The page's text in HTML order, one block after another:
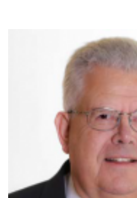
STADTVERBAND
BOTTENAU
HASLACH
ZUSENHOFEN